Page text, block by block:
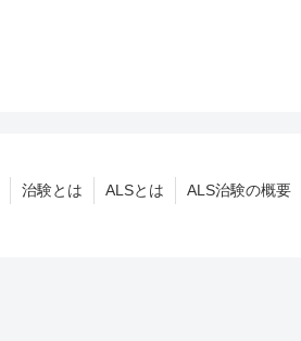
治験とは ALSとは ALS治験の概要